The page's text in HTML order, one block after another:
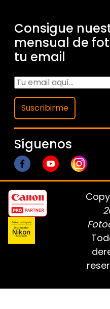
Consigue
mensual de
tu email
Suscribirme
Síguenos